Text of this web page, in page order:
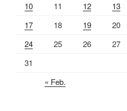
10
11 12 13
17
18 19 20
24
25 26 27
31
« Feb.